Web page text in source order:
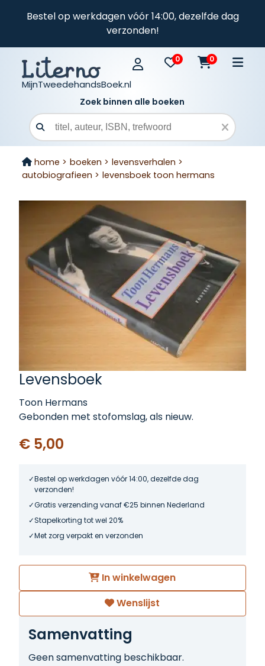
Bestel op werkdagen vóór 14:00, dezelfde dag
verzonden!
MijnTweedehandsBoek.nl
0 0
Zoek binnen alle boeken
Zoekveld
home > boeken > levensverhalen >
autobiografieen > levensboek toon hermans
Levensboek
Toon Hermans
Gebonden met stofomslag, als nieuw.
€ 5,00
Bestel op werkdagen vóór 14:00, dezelfde dag
verzonden!
Gratis verzending vanaf €25 binnen Nederland
Stapelkorting tot wel 20%
Met zorg verpakt en verzonden
In winkelwagen
Wenslijst
Samenvatting
Geen samenvatting beschikbaar.